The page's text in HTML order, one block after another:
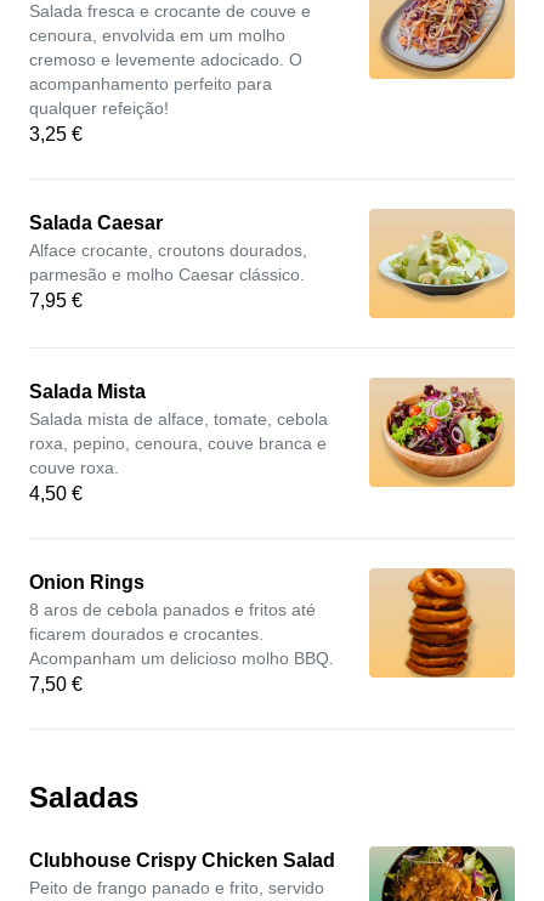
Salada fresca e crocante de couve e
cenoura, envolvida em um molho
cremoso e levemente adocicado. O
acompanhamento perfeito para
qualquer refeição!
3,25 €
Salada Caesar
Alface crocante, croutons dourados,
parmesão e molho Caesar clássico.
7,95 €
Salada Mista
Salada mista de alface, tomate, cebola
roxa, pepino, cenoura, couve branca e
couve roxa.
4,50 €
Onion Rings
8 aros de cebola panados e fritos até
ficarem dourados e crocantes.
Acompanham um delicioso molho BBQ.
7,50 €
Saladas
Clubhouse Crispy Chicken Salad
Peito de frango panado e frito, servido